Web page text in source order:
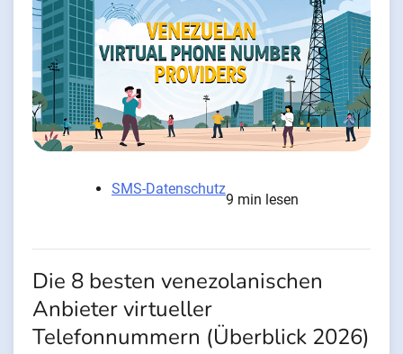
SMS-Datenschutz
9 min lesen
Die 8 besten venezolanischen
Anbieter virtueller
Telefonnummern (Überblick 2026)